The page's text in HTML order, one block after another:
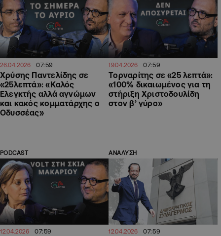
26.04.2026 07:59
Χρύσης Παντελίδης σε
«25λεπτά»: «Καλός
Ελεγκτής αλλά αγνώμων
και κακός κομματάρχης ο
Οδυσσέας»
19.04.2026 07:59
Τορναρίτης σε «25 λεπτά»:
«100% δικαιωμένος για τη
στήριξη Χριστοδουλίδη
στον β’ γύρο»
PODCAST
12.04.2026 07:59
ΑΝΑΛΥΣΗ
12.04.2026 07:59